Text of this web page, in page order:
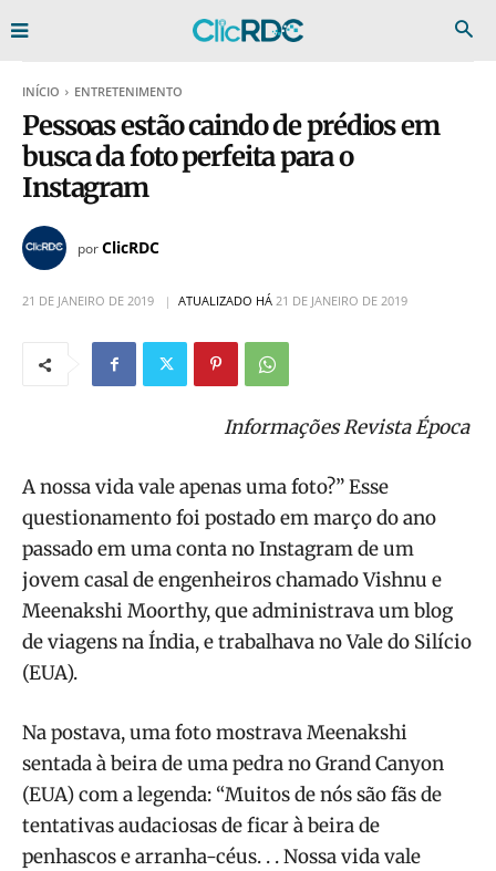
INÍCIO ENTRETENIMENTO
Pessoas estão caindo de prédios em
busca da foto perfeita para o
Instagram
porClicRDC
21 DE JANEIRO DE 2019 ATUALIZADO HÁ 21 DE JANEIRO DE 2019
Informações Revista Época
A nossa vida vale apenas uma foto?” Esse
questionamento foi postado em março do ano
passado em uma conta no Instagram de um
jovem casal de engenheiros chamado Vishnu e
Meenakshi Moorthy, que administrava um blog
de viagens na Índia, e trabalhava no Vale do Silício
(EUA).
Na postava, uma foto mostrava Meenakshi
sentada à beira de uma pedra no Grand Canyon
(EUA) com a legenda: “Muitos de nós são fãs de
tentativas audaciosas de ficar à beira de
penhascos e arranha-céus. . . Nossa vida vale